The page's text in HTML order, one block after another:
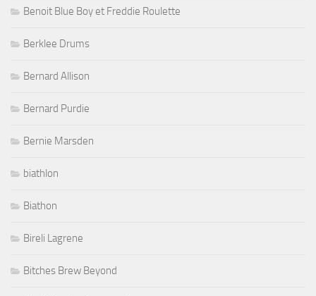
Benoit Blue Boy et Freddie Roulette
Berklee Drums
Bernard Allison
Bernard Purdie
Bernie Marsden
biathlon
Biathon
Bireli Lagrene
Bitches Brew Beyond